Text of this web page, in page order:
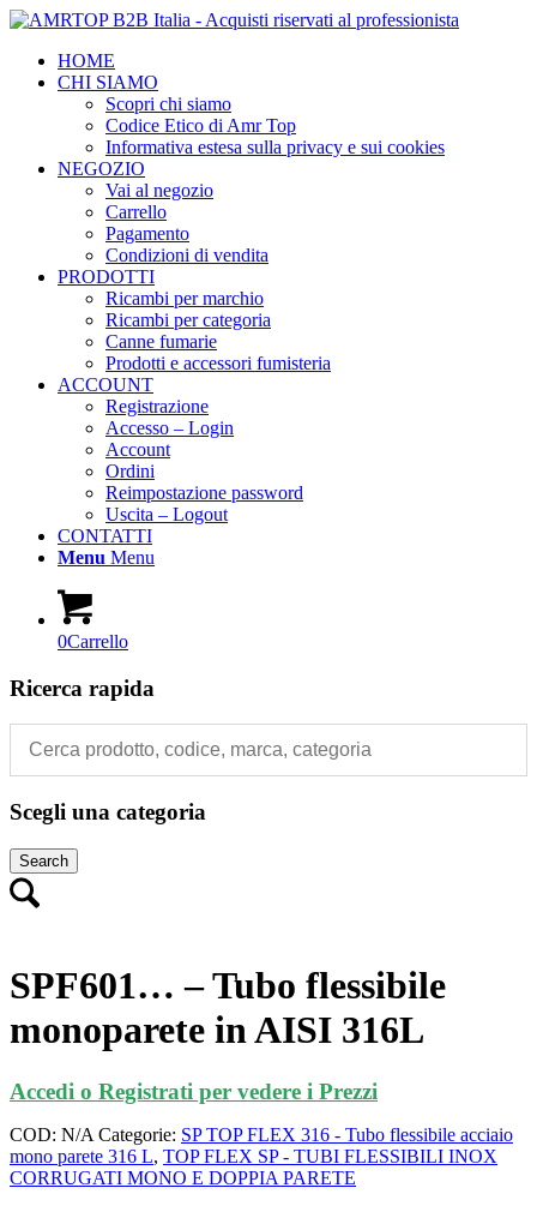
HOME
CHI SIAMO
Scopri chi siamo
Codice Etico di Amr Top
Informativa estesa sulla privacy e sui cookies
NEGOZIO
Vai al negozio
Carrello
Pagamento
Condizioni di vendita
PRODOTTI
Ricambi per marchio
Ricambi per categoria
Canne fumarie
Prodotti e accessori fumisteria
ACCOUNT
Registrazione
Accesso – Login
Account
Ordini
Reimpostazione password
Uscita – Logout
CONTATTI
Menu Menu
0Carrello
Ricerca rapida
Scegli una categoria
Search
SPF601… – Tubo flessibile
monoparete in AISI 316L
Accedi o Registrati per vedere i Prezzi
COD: N/A Categorie: SP TOP FLEX 316 - Tubo flessibile acciaio
mono parete 316 L, TOP FLEX SP - TUBI FLESSIBILI INOX
CORRUGATI MONO E DOPPIA PARETE